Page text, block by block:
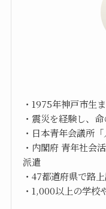
・1975年神戸市生ま
・震災を経験し、命
・日本青年会議所
・内閣府 青年社会
派遣
・47都道府県で路
・1,000以上の学校